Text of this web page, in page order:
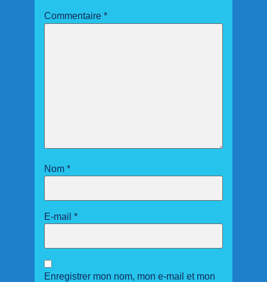
Commentaire *
Nom *
E-mail *
Enregistrer mon nom, mon e-mail et mon